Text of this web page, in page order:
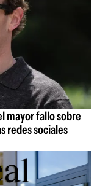
mayor fallo sobre
redes sociales